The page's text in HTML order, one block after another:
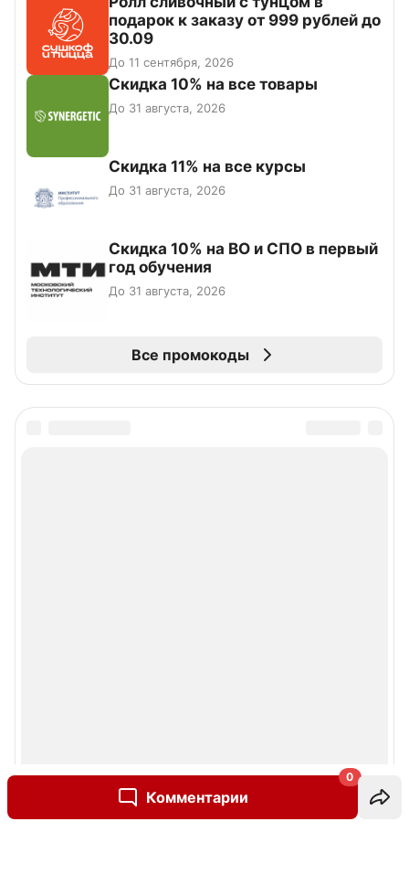
Комментарии
0
подарок к заказу от 999 рублей до
30.09
До 11 сентября, 2026
Скидка 10% на все товары
До 31 августа, 2026
Скидка 11% на все курсы
До 31 августа, 2026
Скидка 10% на ВО и СПО в первый
год обучения
До 31 августа, 2026
Все промокоды